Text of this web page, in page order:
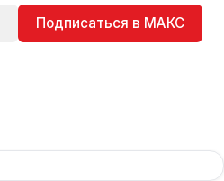
Подписаться в МАКС